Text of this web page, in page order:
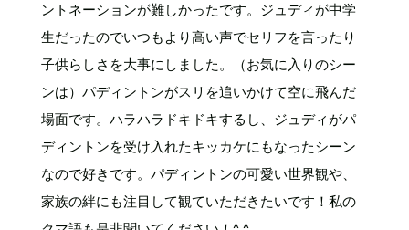
ントネーションが難しかったです。ジュディが中学
生だったのでいつもより高い声でセリフを言ったり
子供らしさを大事にしました。（お気に入りのシー
ンは）パディントンがスリを追いかけて空に飛んだ
場面です。ハラハラドキドキするし、ジュディがパ
ディントンを受け入れたキッカケにもなったシーン
なので好きです。パディントンの可愛い世界観や、
家族の絆にも注目して観ていただきたいです！私の